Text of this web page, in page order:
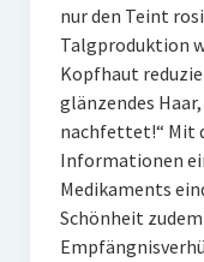
nur den Teint
Talgproduktion
Kopfhaut
glänzendes
nachfettet!“ Mit
Informationen
Medikaments
Schönheit